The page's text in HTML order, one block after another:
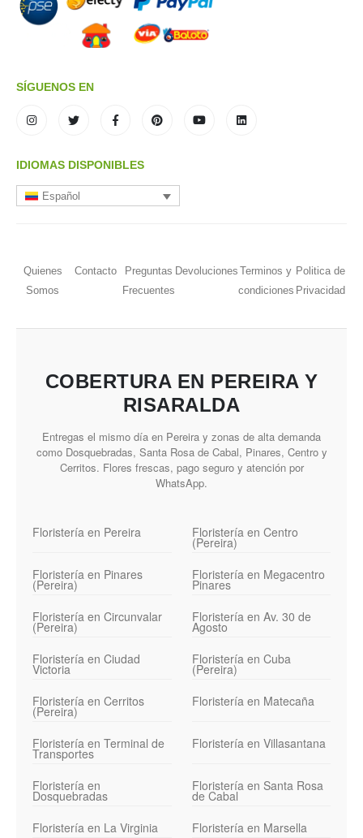
SÍGUENOS EN
IDIOMAS DISPONIBLES
Español
Quienes
Somos
Contacto
Preguntas
Frecuentes
Devoluciones Terminos y
condiciones
Politica de
Privacidad
COBERTURA EN PEREIRA Y
RISARALDA
Entregas el mismo día en Pereira y zonas de alta demanda
como Dosquebradas, Santa Rosa de Cabal, Pinares, Centro y
Cerritos. Flores frescas, pago seguro y atención por
WhatsApp.
Floristería en Pereira Floristería en Centro
(Pereira)
Floristería en Pinares
(Pereira)
Floristería en Megacentro
Pinares
Floristería en Circunvalar
(Pereira)
Floristería en Av. 30 de
Agosto
Floristería en Ciudad
Victoria
Floristería en Cuba
(Pereira)
Floristería en Cerritos
(Pereira)
Floristería en Matecaña
Floristería en Terminal de
Transportes
Floristería en Villasantana
Floristería en
Dosquebradas
Floristería en Santa Rosa
de Cabal
Floristería en La Virginia
Floristería en Marsella